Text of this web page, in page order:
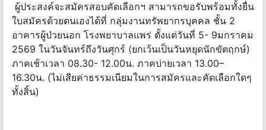
ผู้ประสงค์จะสมัครสอบคัดเลือกฯ สามารถขอรับพร้อมทั้งยื่น
ใบสมัครด้วยตนเองได้ที่ กลุ่มงานทรัพยากรบุคคล ชั้น 2
อาคารผู้ป่วยนอก โรงพยาบาลแพร่ ตั้งแต่วันที่ 5- 9มกราคม
2569 ในวันจันทร์ถึงวันศุกร์ (ยกเว้นเป็นวันหยุดนักขัตฤกษ์)
ภาคเช้าเวลา 08.30- 12.00น. ภาคบ่ายเวลา 13.00–
16.30น. (ไม่เสียค่าธรรมเนียมในการสมัครและคัดเลือกใดๆ
ทั้งสิ้น)